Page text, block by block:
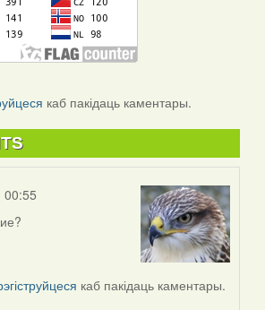
каб пакідаць каментары.
00:55
каб пакідаць каментары.